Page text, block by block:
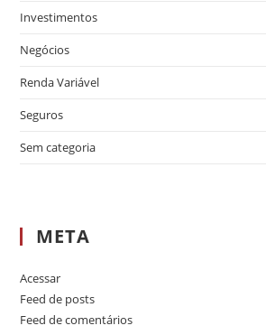
Investimentos
Negócios
Renda Variável
Seguros
Sem categoria
META
Acessar
Feed de posts
Feed de comentários